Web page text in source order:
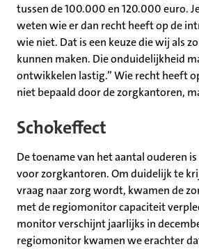
tussen de 100.000 en 120.000 euro.
weten wie er dan recht heeft op de
wie niet. Dat is een keuze die wij als
kunnen maken. Die onduidelijkheid
ontwikkelen lastig.” Wie recht heeft
niet bepaald door de zorgkantoren,
Schokeffect
De toename van het aantal ouderen
voor zorgkantoren. Om duidelijk te
vraag naar zorg wordt, kwamen de
met de regiomonitor capaciteit
monitor verschijnt jaarlijks in
regiomonitor kwamen we erachter